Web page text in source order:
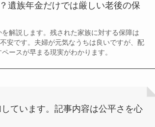
遺族年金だけでは厳しい老後の保
解説します。残された家族に対する保障は
安です。夫婦が元気なうちは良いですが、配
ースが早まる現実がわかります。
ています。記事内容は公平さを心